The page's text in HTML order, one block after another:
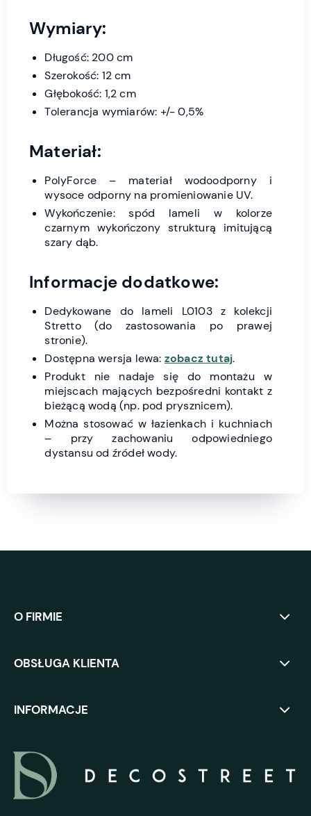
Wymiary:
Długość: 200 cm
Szerokość: 12 cm
Głębokość: 1,2 cm
Tolerancja wymiarów: +/- 0,5%
Materiał:
PolyForce – materiał wodoodporny i
wysoce odporny na promieniowanie UV.
Wykończenie: spód lameli w kolorze
czarnym wykończony strukturą imitującą
szary dąb.
Informacje dodatkowe:
Dedykowane do lameli L0103 z kolekcji
Stretto (do zastosowania po prawej
stronie).
Dostępna wersja lewa: zobacz tutaj.
Produkt nie nadaje się do montażu w
miejscach mających bezpośredni kontakt z
bieżącą wodą (np. pod prysznicem).
Można stosować w łazienkach i kuchniach
– przy zachowaniu odpowiedniego
dystansu od źródeł wody.
O FIRMIE
OBSŁUGA KLIENTA
INFORMACJE